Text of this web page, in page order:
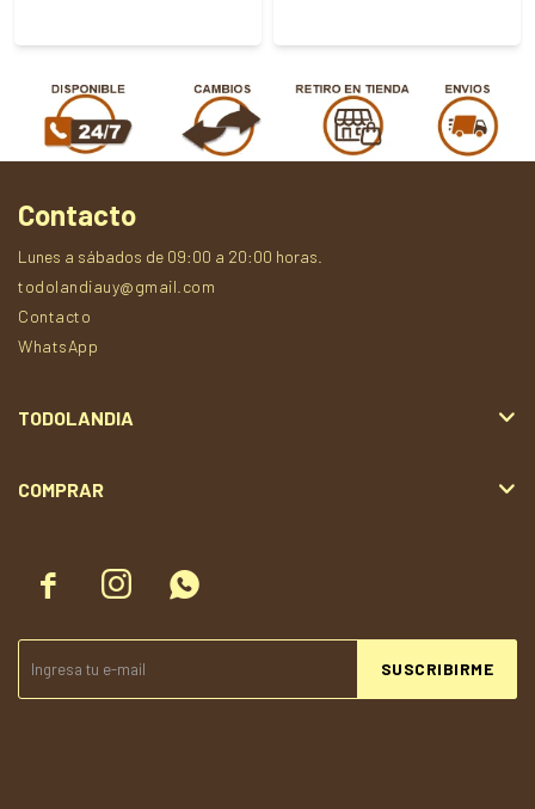
  
SUSCRIBIRME
Contacto
Lunes a sábados de 09:00 a 20:00 horas.
todolandiauy@gmail.com
Contacto
WhatsApp
TODOLANDIA
COMPRAR